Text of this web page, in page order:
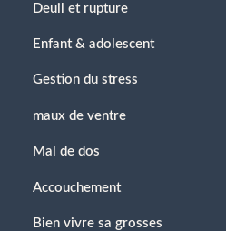
Deuil et rupture
Enfant & adolescent
Gestion du stress
maux de ventre
Mal de dos
Accouchement
Bien vivre sa grosses